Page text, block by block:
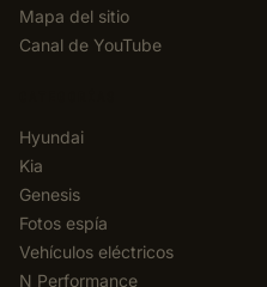
Mapa del sitio
Canal de YouTube
Hyundai
Kia
Genesis
Fotos espía
Vehículos eléctricos
N Performance